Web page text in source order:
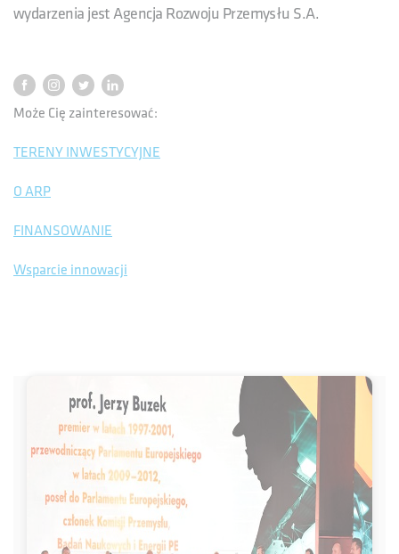
wydarzenia jest Agencja Rozwoju Przemysłu S.A.
Może Cię zainteresować:
TERENY INWESTYCYJNE
O ARP
FINANSOWANIE
Wsparcie innowacji